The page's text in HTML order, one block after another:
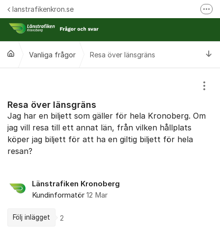
Hoppa till innehåll
lanstrafikenkron.se
Länstrafiken Kronobergs webbplats
Vanliga frågor Resa över länsgräns
Resa över länsgräns
Jag har en biljett som gäller för hela Kronoberg. Om
jag vill resa till ett annat län, från vilken hållplats
köper jag biljett för att ha en giltig biljett för hela
resan?
Länstrafiken Kronoberg
Kundinformatör 12 Mar
Följ inlägget 2